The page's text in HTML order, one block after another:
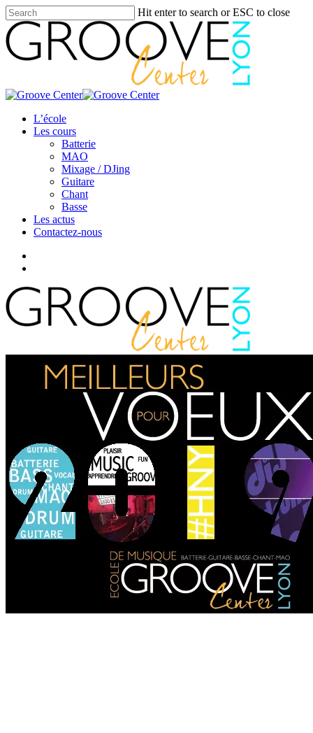
Skip
to
main
content
Hit enter to search or ESC to close
Close
Search
search
Menu
L’école
Les cours
Batterie
MAO
Mixage / DJing
Guitare
Chant
Basse
Les actus
Contactez-nous